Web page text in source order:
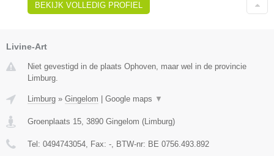
BEKIJK VOLLEDIG PROFIEL
Livine-Art
Niet gevestigd in de plaats Ophoven, maar wel in de provincie
Limburg.
Limburg » Gingelom Google maps ▼
Groenplaats 15, 3890 Gingelom (Limburg)
Tel: 0494743054, Fax: -, BTW-nr: BE 0756.493.892